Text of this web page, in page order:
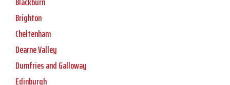
Brighton
Cheltenham
Dearne Valley
Dumfries and Galloway
Edinburgh